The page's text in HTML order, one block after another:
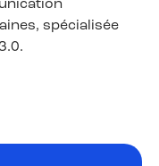
spécialisée